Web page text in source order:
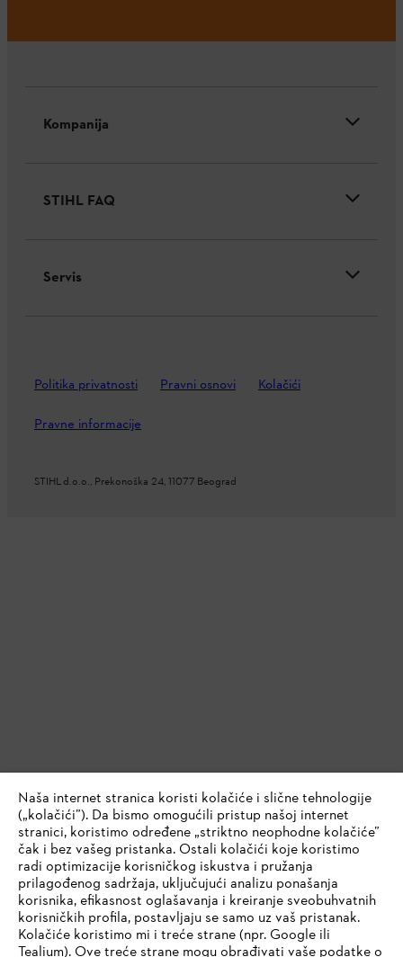
Kompanija
STIHL FAQ
Servis
Politika privatnosti Pravni osnovi Kolačići
Pravne informacije
STIHL d.o.o., Prekonoška 24, 11077 Beograd
Naša internet stranica koristi kolačiće i slične tehnologije
(„kolačići”). Da bismo omogućili pristup našoj internet
stranici, koristimo određene „striktno neophodne kolačiće”
čak i bez vašeg pristanka. Ostali kolačići koje koristimo
radi optimizacije korisničkog iskustva i pružanja
prilagođenog sadržaja, uključujući analizu ponašanja
korisnika, efikasnost oglašavanja i kreiranje sveobuhvatnih
korisničkih profila, postavljaju se samo uz vaš pristanak.
Kolačiće koristimo mi i treće strane (npr. Google ili
Tealium). Ove treće strane mogu obrađivati vaše podatke o